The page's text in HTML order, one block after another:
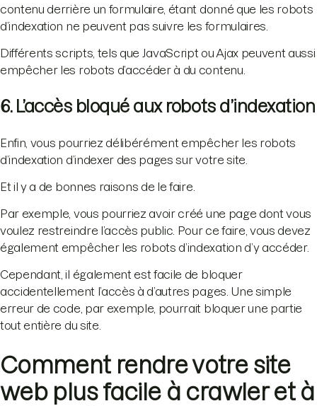
contenu derrière un formulaire, étant donné que les robots
d’indexation ne peuvent pas suivre les formulaires.
Différents scripts, tels que JavaScript ou Ajax peuvent aussi
empêcher les robots d’accéder à du contenu.
6. L’accès bloqué aux robots d’indexation
Enfin, vous pourriez délibérément empêcher les robots
d’indexation d’indexer des pages sur votre site.
Et il y a de bonnes raisons de le faire.
Par exemple, vous pourriez avoir créé une page dont vous
voulez restreindre l’accès public. Pour ce faire, vous devez
également empêcher les robots d’indexation d’y accéder.
Cependant, il également est facile de bloquer
accidentellement l’accès à d’autres pages. Une simple
erreur de code, par exemple, pourrait bloquer une partie
tout entière du site.
Comment rendre votre site
web plus facile à crawler et à